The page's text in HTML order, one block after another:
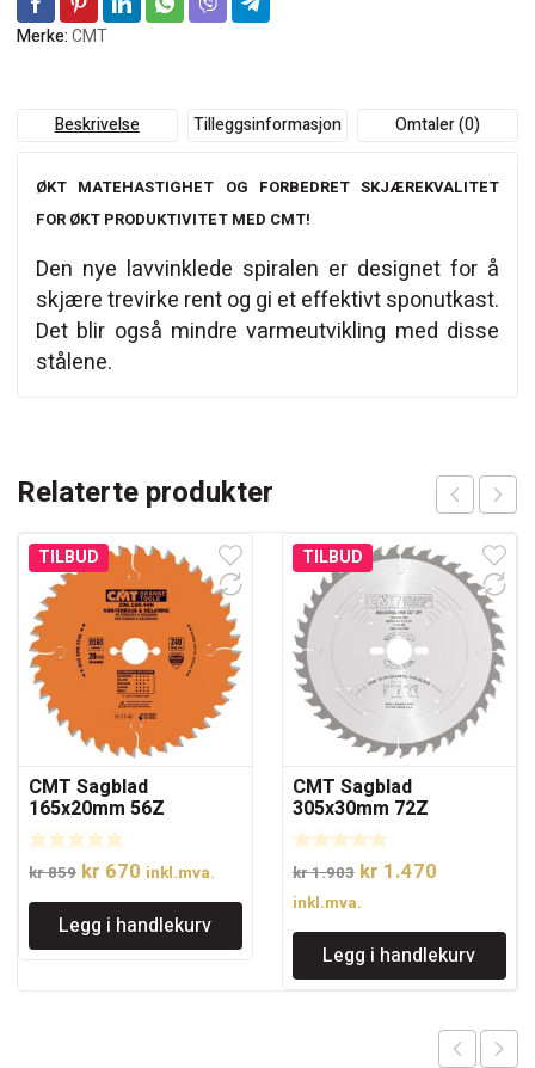
Merke:CMT
Beskrivelse Tilleggsinformasjon Omtaler (0)
ØKT MATEHASTIGHET OG FORBEDRET SKJÆREKVALITET
FOR ØKT PRODUKTIVITET MED CMT!
Den nye lavvinklede spiralen er designet for å
skjære trevirke rent og gi et effektivt sponutkast.
Det blir også mindre varmeutvikling med disse
stålene.
Relaterte produkter
TILBUD
CMT Sagblad
165x20mm 56Z
kr859 Opprinnelig
pris
var:
kr 859.
kr 670 Nåværende
pris
er:
kr 670.
inkl.mva.
Legg i handlekurv
TILBUD
CMT Sagblad
305x30mm 72Z
kr1.903 Opprinnelig
pris
var:
kr 1.903.
kr 1.470
er:
kr 1.470.
inkl.mva.
Legg i handlekurv